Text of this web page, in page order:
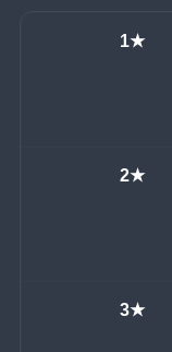
1★
2★
3★